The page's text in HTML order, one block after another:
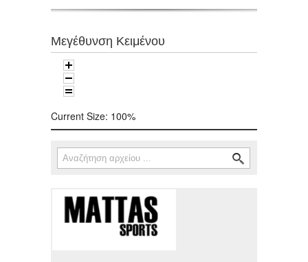
Μεγέθυνση Κειμένου
Current Size: 100%
Φόρμα αναζήτησης
Αναζήτηση